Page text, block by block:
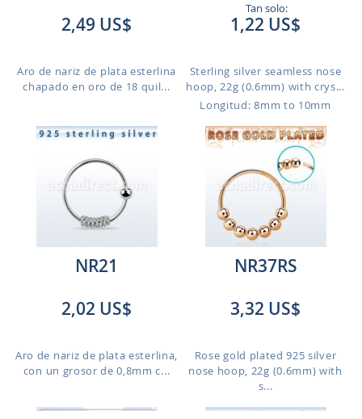
2,49 US$
Aro de nariz de plata esterlina
chapado en oro de 18 quil...
Tan solo:
1,22 US$
Sterling silver seamless nose
hoop, 22g (0.6mm) with crys...
Longitud: 8mm to 10mm
NR21
2,02 US$
Aro de nariz de plata esterlina,
con un grosor de 0,8mm c...
NR37RS
3,32 US$
Rose gold plated 925 silver
nose hoop, 22g (0.6mm) with
s...